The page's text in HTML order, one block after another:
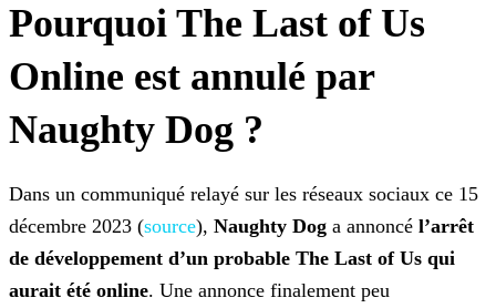
Pourquoi The Last of Us
Online est annulé par
Naughty Dog ?
Dans un communiqué relayé sur les réseaux sociaux ce 15
décembre 2023 (source), Naughty Dog a annoncé l’arrêt
de développement d’un probable The Last of Us qui
aurait été online. Une annonce finalement peu